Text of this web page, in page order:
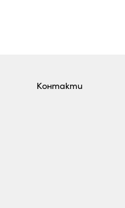
Контакти